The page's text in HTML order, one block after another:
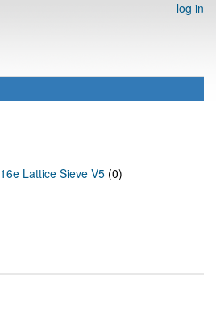
log in
16e Lattice Sieve V5 (0)